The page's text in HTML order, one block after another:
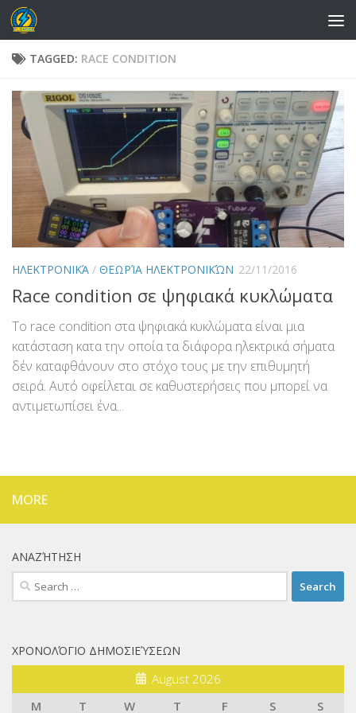
Skip to content
TAGGED: RACE CONDITION
ΗΛΕΚΤΡΟΝΙΚΆ / ΘΕΩΡΊΑ ΗΛΕΚΤΡΟΝΙΚΏΝ 22/11/2016
Race condition σε ψηφιακά κυκλώματα
Το race condition στα ψηφιακά κυκλώματα είναι μια
κατάσταση κατα την οποία τα διάφορα ηλεκτρικά σήματα
δέν καταφθάνουν στο στόχο τους με την επιθυμητή
σειρά. Αυτό οφείλεται σε καθυστερήσεις που μπορεί να
αντιμετωπίσει ένα...
MORE
ΑΝΑΖΉΤΗΣΗ
Search
for:
ΧΡΟΝΟΛΌΓΙΟ ΔΗΜΟΣΙΕΎΣΕΩΝ
August 2026
M
T W T F S S